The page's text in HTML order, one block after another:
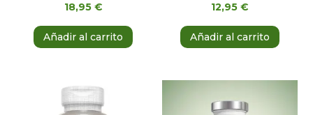
18,95 €
Añadir al carrito
12,95 €
Añadir al carrito